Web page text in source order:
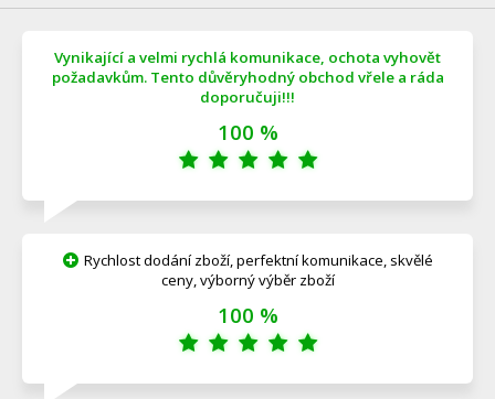
Vynikající a velmi rychlá komunikace, ochota vyhovět
požadavkům. Tento důvěryhodný obchod vřele a ráda
doporučuji!!!
100 %
Rychlost dodání zboží, perfektní komunikace, skvělé
ceny, výborný výběr zboží
100 %